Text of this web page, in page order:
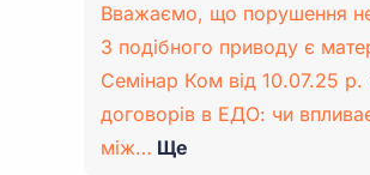
Вважаємо, що порушення
З подібного приводу є
Семінар Ком від 10.07.25 р.
договорів в ЕДО: чи
між… Ще